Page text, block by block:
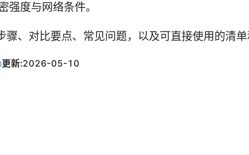
强度与网络条件。
骤、对比要点、常见问题，以及可直接使用的清单
更新:2026-05-10